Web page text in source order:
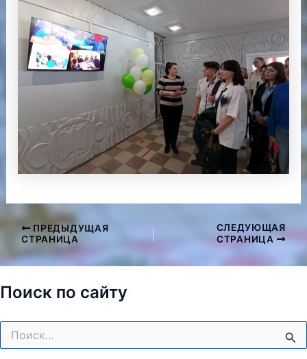
Навигация
записям
ПРЕДЫДУЩАЯ
СТРАНИЦА
СЛЕДУЮЩАЯ
СТРАНИЦА
Поиск по сайту